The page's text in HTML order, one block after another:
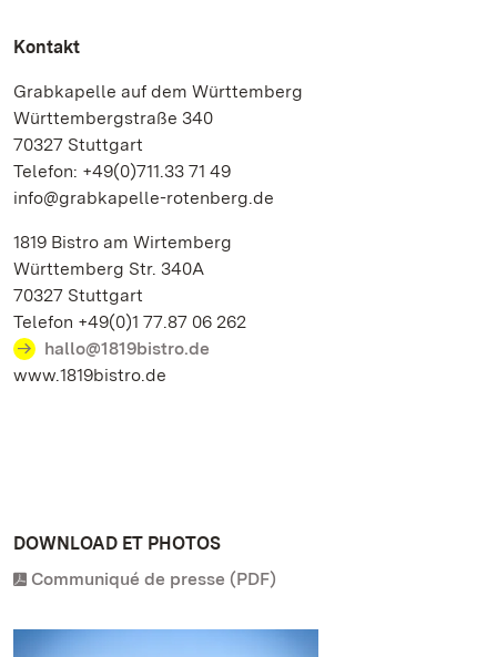
Kontakt
Grabkapelle auf dem Württemberg
Württembergstraße 340
70327 Stuttgart
Telefon: +49(0)711.33 71 49
info@grabkapelle-rotenberg.de
1819 Bistro am Wirtemberg
Württemberg Str. 340A
70327 Stuttgart
Telefon +49(0)1 77.87 06 262
hallo@1819bistro.de
www.1819bistro.de
DOWNLOAD ET PHOTOS
Communiqué de presse (PDF)